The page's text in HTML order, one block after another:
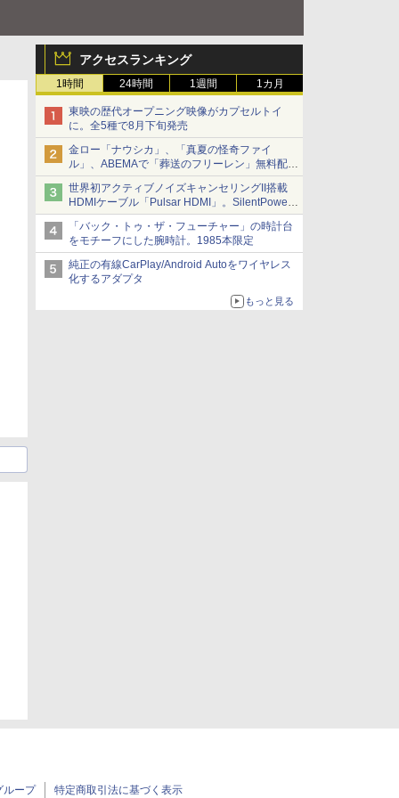
アクセスランキング
1時間 24時間 1週間 1カ月
東映の歴代オープニング映像がカプセルトイ
に。全5種で8月下旬発売
金ロー「ナウシカ」、「真夏の怪奇ファイ
ル」、ABEMAで「葬送のフリーレン」無料配信
など。夏の特番・配信情報
世界初アクティブノイズキャンセリングII搭載
HDMIケーブル「Pulsar HDMI」。SilentPower
から
「バック・トゥ・ザ・フューチャー」の時計台
をモチーフにした腕時計。1985本限定
純正の有線CarPlay/Android Autoをワイヤレス
化するアダプタ
もっと見る
ループ 特定商取引法に基づく表示